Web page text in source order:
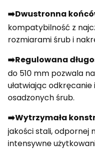
➡️Dwustronna
kompatybilność z
rozmiarami śrub i
➡️Regulowana
do 510 mm pozwala
ułatwiając
osadzonych śrub.
➡️Wytrzymała
jakości stali, odpornej
intensywne